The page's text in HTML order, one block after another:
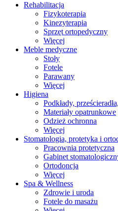
Rehabilitacja
Fizykoterapia
Kinezyterapia
Sprzęt ortopedyczny
Więcej
Meble medyczne
Stoły
Fotele
Parawany
Więcej
Higiena
Podkłady,
Materiały opatrunkowe
Odzież ochronna
Więcej
Stomatologia, protetyka i
Pracownia protetyczna
Gabinet
Ortodoncja
Więcej
Spa & Wellness
Zdrowie i uroda
Fotele do masażu